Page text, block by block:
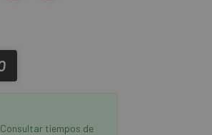
tiempos de